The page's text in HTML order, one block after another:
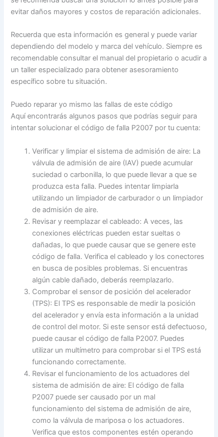
evitar daños mayores y costos de reparación adicionales.
Recuerda que esta información es general y puede variar
dependiendo del modelo y marca del vehículo. Siempre es
recomendable consultar el manual del propietario o acudir a
un taller especializado para obtener asesoramiento
específico sobre tu situación.
Puedo reparar yo mismo las fallas de este código
Aquí encontrarás algunos pasos que podrías seguir para
intentar solucionar el código de falla P2007 por tu cuenta:
Verificar y limpiar el sistema de admisión de aire: La
válvula de admisión de aire (IAV) puede acumular
suciedad o carbonilla, lo que puede llevar a que se
produzca esta falla. Puedes intentar limpiarla
utilizando un limpiador de carburador o un limpiador
de admisión de aire.
Revisar y reemplazar el cableado: A veces, las
conexiones eléctricas pueden estar sueltas o
dañadas, lo que puede causar que se genere este
código de falla. Verifica el cableado y los conectores
en busca de posibles problemas. Si encuentras
algún cable dañado, deberás reemplazarlo.
Comprobar el sensor de posición del acelerador
(TPS): El TPS es responsable de medir la posición
del acelerador y envía esta información a la unidad
de control del motor. Si este sensor está defectuoso,
puede causar el código de falla P2007. Puedes
utilizar un multímetro para comprobar si el TPS está
funcionando correctamente.
Revisar el funcionamiento de los actuadores del
sistema de admisión de aire: El código de falla
P2007 puede ser causado por un mal
funcionamiento del sistema de admisión de aire,
como la válvula de mariposa o los actuadores.
Verifica que estos componentes estén operando